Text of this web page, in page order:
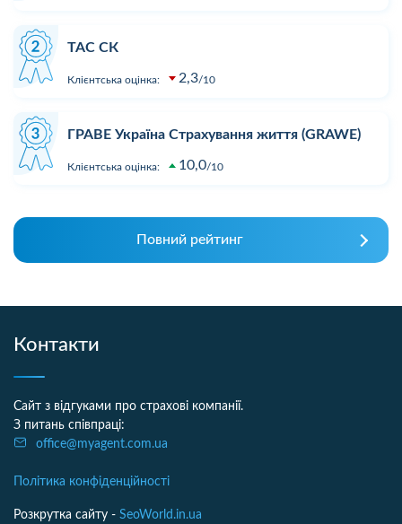
ТАС СК
Клієнтська оцінка: 2,3 10
ГРАВЕ Україна Страхування життя (GRAWE)
Клієнтська оцінка: 10,0 10
Повний рейтинг
Контакти
Сайт з відгуками про страхові компанії.
З питань співпраці:
office@myagent.com.ua
Політика конфіденційності
Розкрутка сайту - SeoWorld.in.ua